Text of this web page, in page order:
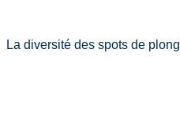
La diversité des spots de